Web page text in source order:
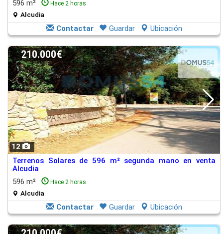
596 m² Hace 2 horas
Alcudia
Contactar Guardar Ubicación
12
210.000€
Terrenos Solares de 596 m² segunda mano en venta
Alcudia
596 m²
Hace 2 horas
Alcudia
Contactar Guardar Ubicación